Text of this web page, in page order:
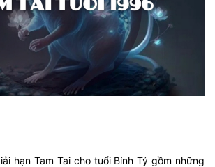
hạn Tam Tai cho tuổi Bính Tý gồm những